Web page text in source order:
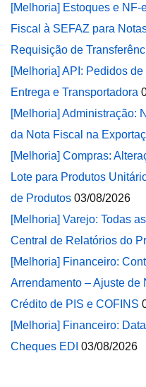
[Melhoria] Estoques e
Fiscal à SEFAZ para
Requisição de
[Melhoria] API: Pedidos
Entrega e Transportadora
[Melhoria] Administração:
da Nota Fiscal na
[Melhoria] Compras:
Lote para Produtos
de Produtos 03/08/2026
[Melhoria] Varejo: Todas
Central de Relatórios do
[Melhoria] Financeiro:
Arrendamento – Ajuste de
Crédito de PIS e COFINS
[Melhoria] Financeiro:
Cheques EDI 03/08/2026